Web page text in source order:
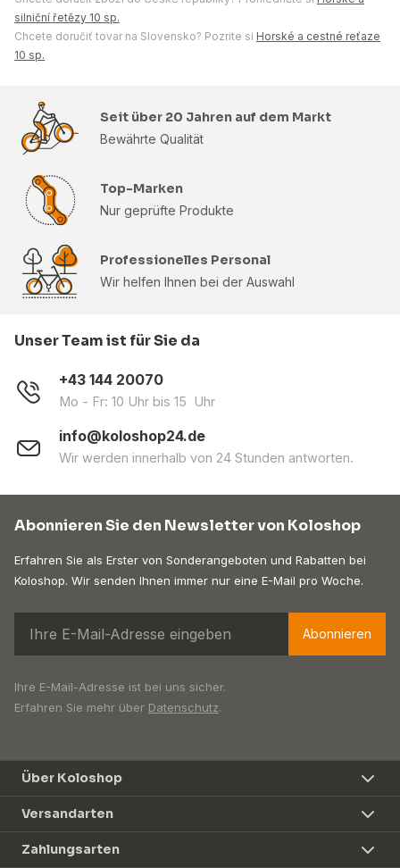
silniční řetězy 10 sp.
Chcete doručiť tovar na Slovensko? Pozrite si Horské a cestné reťaze
10 sp.
Seit über 20 Jahren auf dem Markt
Bewährte Qualität
Top-Marken
Nur geprüfte Produkte
Professionelles Personal
Wir helfen Ihnen bei der Auswahl
Unser Team ist für Sie da
+43 144 20070
Mo - Fr: 10 Uhr bis 15 Uhr
info@koloshop24.de
Wir werden innerhalb von 24 Stunden antworten.
Abonnieren Sie den Newsletter von Koloshop
Erfahren Sie als Erster von Sonderangeboten und Rabatten bei
Koloshop. Wir senden Ihnen immer nur eine E-Mail pro Woche.
Abonnieren
Ihre E-Mail-Adresse ist bei uns sicher.
Erfahren Sie mehr über Datenschutz.
Über Koloshop
Versandarten
Zahlungsarten